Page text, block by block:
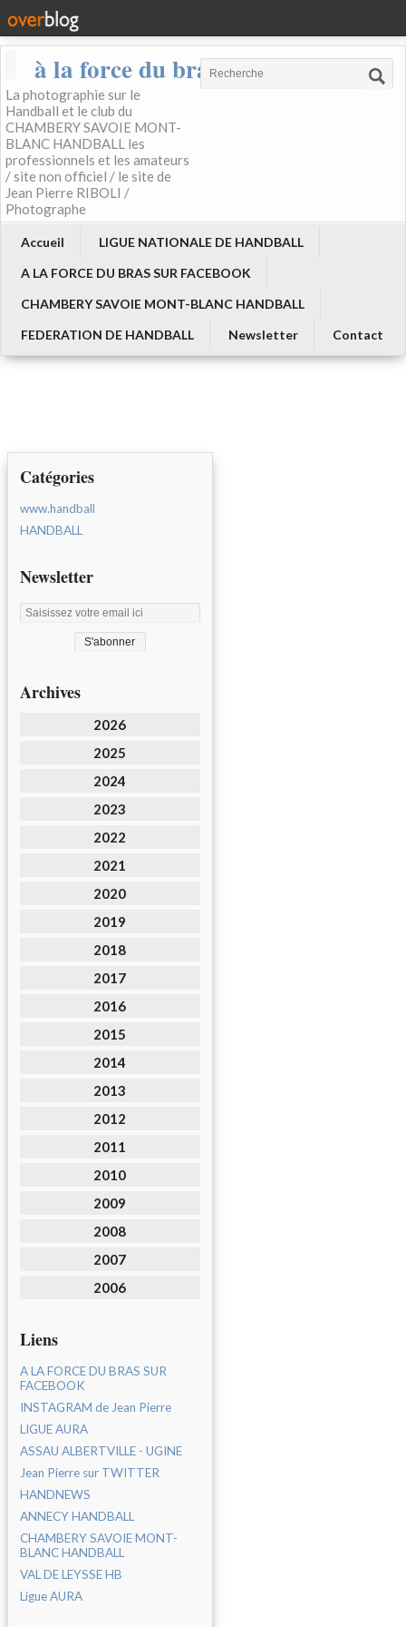
à la force du bras
La photographie sur le
Handball et le club du
CHAMBERY SAVOIE MONT-
BLANC HANDBALL les
professionnels et les amateurs
/ site non officiel / le site de
Jean Pierre RIBOLI /
Photographe
Accueil
LIGUE NATIONALE DE HANDBALL
A LA FORCE DU BRAS SUR FACEBOOK
CHAMBERY SAVOIE MONT-BLANC HANDBALL
FEDERATION DE HANDBALL
Newsletter Contact
Catégories
www.handball
HANDBALL
Newsletter
Archives
2026
2025
2024
2023
2022
2021
2020
2019
2018
2017
2016
2015
2014
2013
2012
2011
2010
2009
2008
2007
2006
Liens
A LA FORCE DU BRAS SUR
FACEBOOK
INSTAGRAM de Jean Pierre
LIGUE AURA
ASSAU ALBERTVILLE - UGINE
Jean Pierre sur TWITTER
HANDNEWS
ANNECY HANDBALL
CHAMBERY SAVOIE MONT-
BLANC HANDBALL
VAL DE LEYSSE HB
Ligue AURA